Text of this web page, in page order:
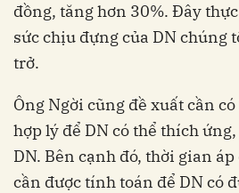
đồng, tăng hơn 30%. Đây
sức chịu đựng của DN chúng
trở.
Ông Ngời cũng đề xuất cần
hợp lý để DN có thể thích
DN. Bên cạnh đó, thời gian
cần được tính toán để DN có